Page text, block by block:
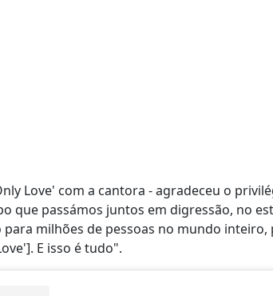
Love' com a cantora - agradeceu o
que passámos juntos em digressão, no
milhões de pessoas no mundo inteiro,
E isso é tudo".